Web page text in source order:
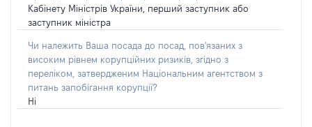
Кабінету Міністрів України, перший заступник або
заступник міністра
Чи належить Ваша посада до посад, пов'язаних з
високим рівнем корупційних ризиків, згідно з
переліком, затвердженим Національним агентством з
питань запобігання корупції?
Ні